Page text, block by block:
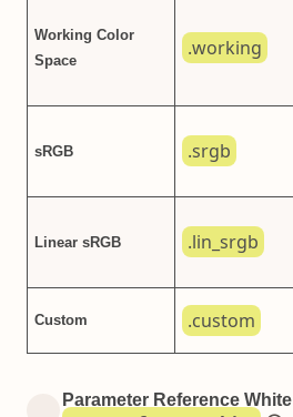
Working Color
Space
.working
sRGB .srgb
Linear sRGB .lin_srgb
Custom .custom
Parameter Reference White